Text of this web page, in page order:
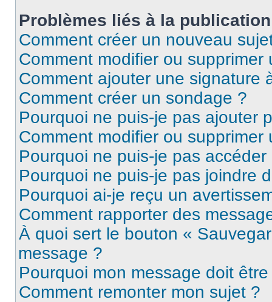
Problèmes liés à la
Comment créer un nouveau
Comment modifier ou supprimer
Comment ajouter une signature
Comment créer un sondage ?
Pourquoi ne puis-je pas ajouter
Comment modifier ou supprimer
Pourquoi ne puis-je pas
Pourquoi ne puis-je pas joindre
Pourquoi ai-je reçu un
Comment rapporter des
À quoi sert le bouton «
message ?
Pourquoi mon message doit
Comment remonter mon sujet ?